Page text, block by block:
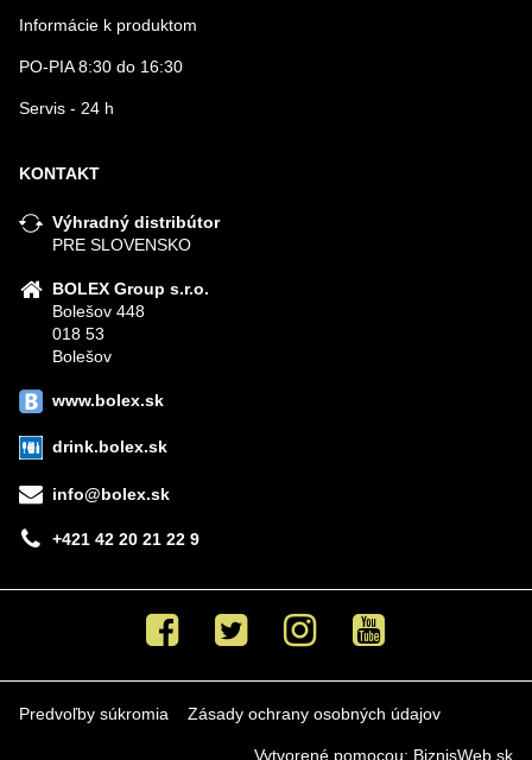
Informácie k produktom
PO-PIA 8:30 do 16:30
Servis - 24 h
KONTAKT
Výhradný distribútor
PRE SLOVENSKO
BOLEX Group s.r.o.
Bolešov 448
018 53
Bolešov
www.bolex.sk
drink.bolex.sk
info@bolex.sk
+421 42 20 21 22 9
Facebook Twitter Instagram Youtube
Predvoľby súkromia Zásady ochrany osobných údajov
Vytvorené pomocou: BiznisWeb.sk